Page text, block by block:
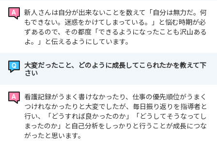
新人さんは自分が出来ないことを数えて「自分は無力だ。何
もできない。迷惑をかけてしまっている。」と悩む時期が必
ずあるので、その都度「できるようになったことも沢山ある
よ。」と伝えるようにしています。
大変だったこと、どのように成長してこられたかを教えて下
さい
看護記録がうまく書けなかったり、仕事の優先順位がうまく
つけれなかったりと大変でしたが、毎日振り返りを指導者と
行い、「どうすれば良かったのか」「どうしてそうなってし
まったのか」と自己分析をしっかりと行うことが成長につな
がったと思います。